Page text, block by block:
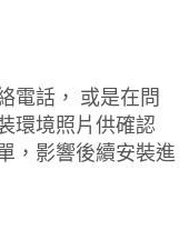
電話， 或是在問
環境照片供確認
，影響後續安裝進